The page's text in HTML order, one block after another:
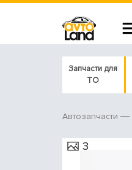
Запчасти для
ТО
Автозапчасти
3